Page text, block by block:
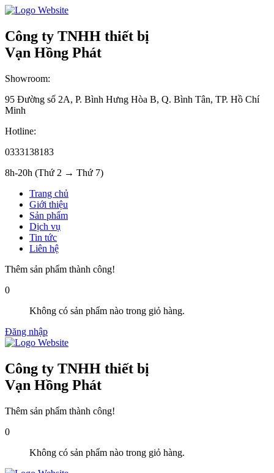
Công ty TNHH thiết bị
Vạn Hồng Phát
Showroom:
95 Đường số 2A, P. Bình Hưng Hòa B, Q. Bình Tân, TP. Hồ Chí
Minh
Hotline:
0333138183
8h-20h (Thứ 2 → Thứ 7)
Trang chủ
Giới thiệu
Sản phẩm
Dịch vụ
Tin tức
Liên hệ
Thêm sản phẩm thành công!
0
Không có sản phẩm nào trong giỏ hàng.
Đăng nhập
Công ty TNHH thiết bị
Vạn Hồng Phát
Thêm sản phẩm thành công!
0
Không có sản phẩm nào trong giỏ hàng.